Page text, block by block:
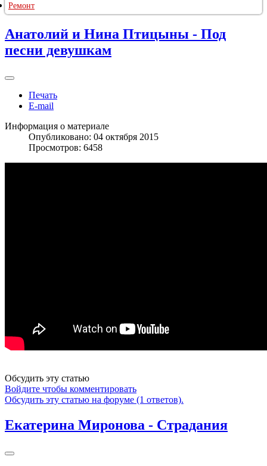
Ремонт
Анатолий и Нина Птицыны - Под
песни девушкам
Печать
E-mail
Информация о материале
Опубликовано: 04 октября 2015
Просмотров: 6458
Обсудить эту статью
Войдите чтобы комментировать
Обсудить эту статью на форуме (1 ответов).
Екатерина Миронова - Страдания